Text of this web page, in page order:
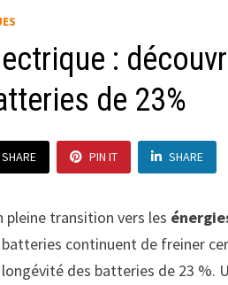
:
de 23%
SHARE PIN IT SHARE
pleine transition vers les
continuent de freiner
des batteries de 23 %.